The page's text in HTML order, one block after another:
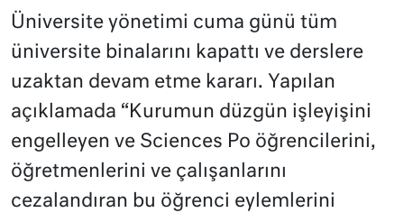
Üniversite yönetimi cuma günü tüm
üniversite binalarını kapattı ve derslere
uzaktan devam etme kararı. Yapılan
açıklamada “Kurumun düzgün işleyişini
engelleyen ve Sciences Po öğrencilerini,
öğretmenlerini ve çalışanlarını
cezalandıran bu öğrenci eylemlerini